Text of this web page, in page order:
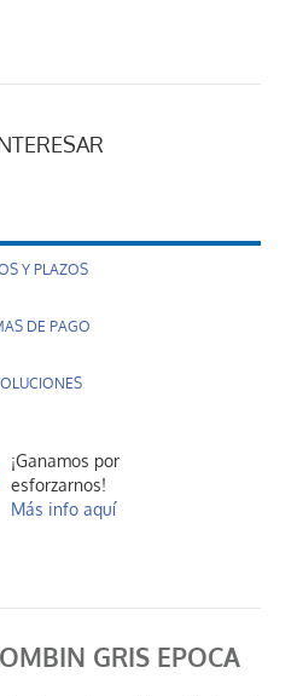
Y PLAZOS
DE PAGO
¡Ganamos por
esforzarnos!
Más info aquí
GRIS EPOCA